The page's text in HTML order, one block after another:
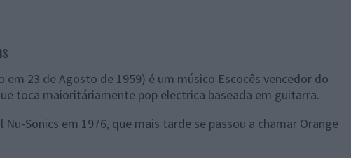
em 23 de Agosto de 1959) é um músico Escocês vencedor do
toca maioritáriamente pop electrica baseada em guitarra.
Sonics em 1976, que mais tarde se passou a chamar Orange